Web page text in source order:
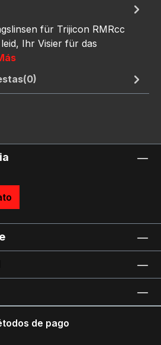
für Trijicon RMRcc
Ihr Visier für das
de pago